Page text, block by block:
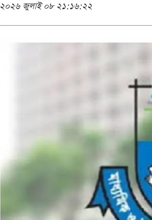
২০২৬ জুলাই ০৮ ২১:১৬:২২